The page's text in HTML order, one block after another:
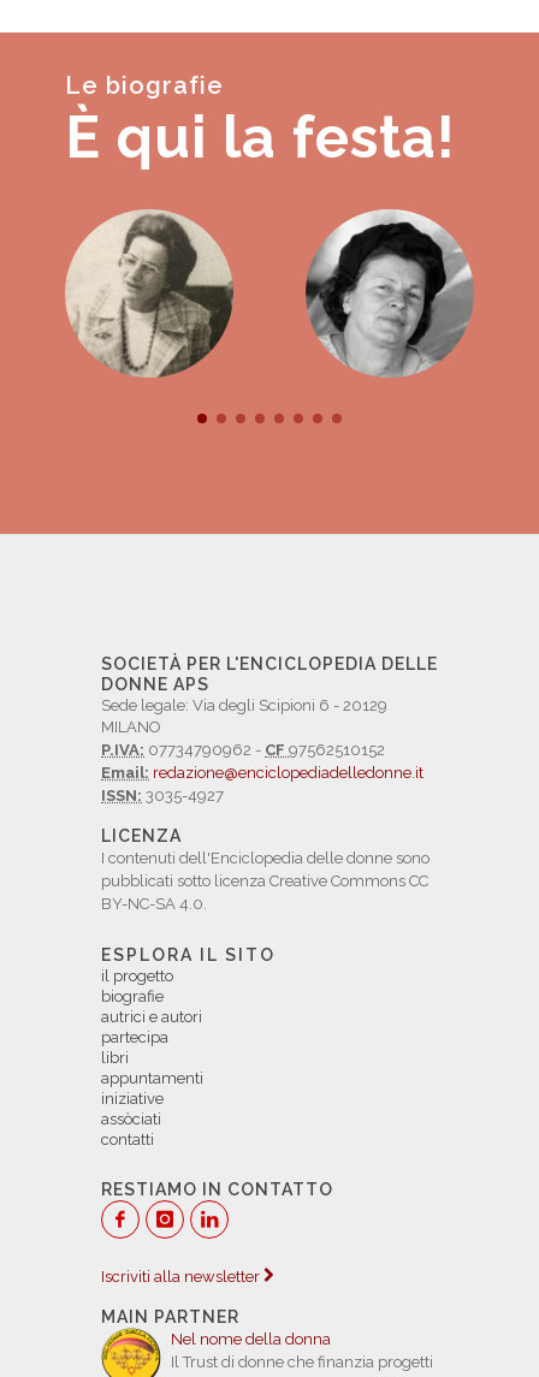
Le biografie
È qui la festa!
SOCIETÀ PER L'ENCICLOPEDIA DELLE
DONNE APS
Sede legale: Via degli Scipioni 6 - 20129
MILANO
P.IVA: 07734790962 - CF 97562510152
Email: redazione@enciclopediadelledonne.it
ISSN: 3035-4927
LICENZA
I contenuti dell'Enciclopedia delle donne sono
pubblicati sotto licenza Creative Commons CC
BY-NC-SA 4.0.
ESPLORA IL SITO
il progetto
biografie
autrici e autori
partecipa
libri
appuntamenti
iniziative
assòciati
contatti
RESTIAMO IN CONTATTO
Iscriviti alla newsletter
MAIN PARTNER
Nel nome della donna
Il Trust di donne che finanzia progetti